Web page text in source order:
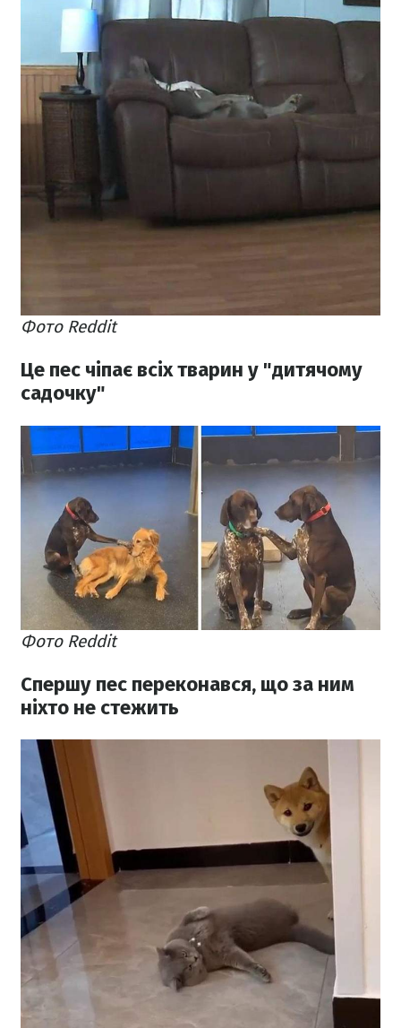
Фото Reddit
Це пес чіпає всіх тварин у "дитячому
садочку"
Фото Reddit
Спершу пес переконався, що за ним
ніхто не стежить